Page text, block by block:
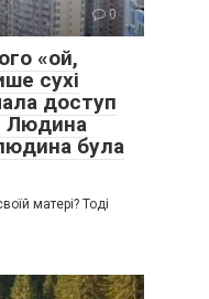
0
«ой,
сухі
доступ
Людина
була
матері? Тоді